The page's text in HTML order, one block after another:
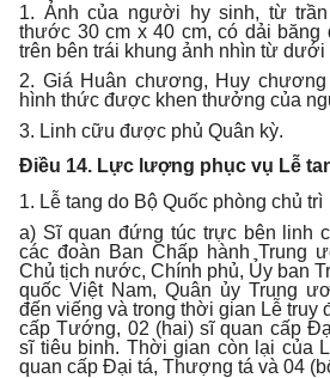
1. Ảnh của người hy sinh, từ
thước 30 cm x 40 cm, có dải băng
trên bên trái khung ảnh nhìn từ dưới
2. Giá Huân chương, Huy
hình thức được khen thưởng của
3. Linh cữu được phủ Quân kỳ.
Điều 14. Lực lượng phục vụ Lễ
1. Lễ tang do Bộ Quốc phòng chủ trì
a) Sĩ quan đứng túc trực bên linh
các đoàn Ban Chấp hành Trung
Chủ tịch nước, Chính phủ, Ủy ban
quốc Việt Nam, Quân ủy Trung
đến viếng và trong thời gian Lễ truy
cấp Tướng, 02 (hai) sĩ quan cấp
sĩ tiêu binh. Thời gian còn lại của
quan cấp Đại tá, Thượng tá và 04